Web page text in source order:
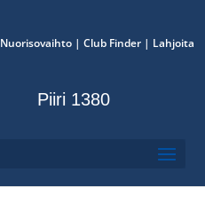
Nuorisovaihto | Club Finder | Lahjoita
Piiri 1380